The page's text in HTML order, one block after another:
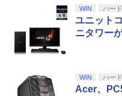
トロ
￥
s
￥
『映
￥
WIN ハード
ユニット
ニタワー
WIN ハード
Acer、